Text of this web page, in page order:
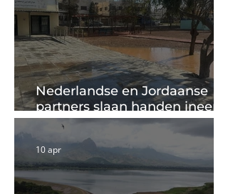
Nederlandse en Jordaanse
partners slaan handen ineen
om watertekort in Irbid te
verminderen
10 apr